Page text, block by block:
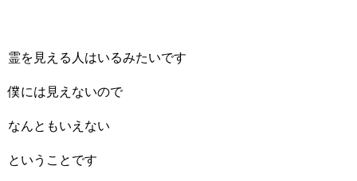
霊を見える人はいるみたいです
僕には見えないので
なんともいえない
ということです